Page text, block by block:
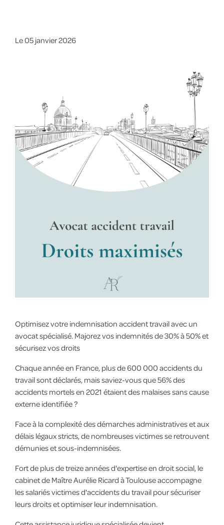
Le05 janvier 2026
Optimisez votre indemnisation accident travail avec un
avocat spécialisé. Majorez vos indemnités de 30% à 50% et
sécurisez vos droits
Chaque année en France, plus de 600 000 accidents du
travail sont déclarés, mais saviez-vous que 56% des
accidents mortels en 2021 étaient des malaises sans cause
externe identifiée ?
Face à la complexité des démarches administratives et aux
délais légaux stricts, de nombreuses victimes se retrouvent
démunies et sous-indemnisées.
Fort de plus de treize années d'expertise en droit social, le
cabinet de Maître Aurélie Ricard à Toulouse accompagne
les salariés victimes d'accidents du travail pour sécuriser
leurs droits et optimiser leur indemnisation.